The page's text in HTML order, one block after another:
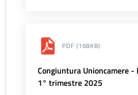
PDF (168KB)
Congiuntura Unioncamere
1° trimestre 2025